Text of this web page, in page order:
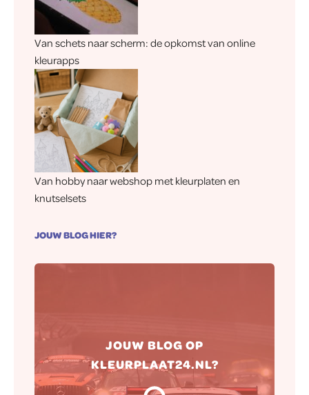
Van schets naar scherm: de opkomst van online
kleurapps
Van hobby naar webshop met kleurplaten en
knutselsets
JOUW BLOG HIER?
JOUW BLOG OP
KLEURPLAAT24.NL?
Hierna zorgen wij ervoor dat jouw
blog naar wens op onze website
gepubliceerd wordt.